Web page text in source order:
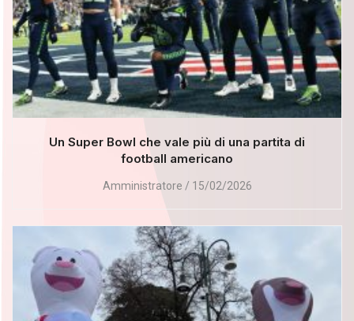
Un Super Bowl che vale più di una partita di
football americano
Amministratore 15/02/2026